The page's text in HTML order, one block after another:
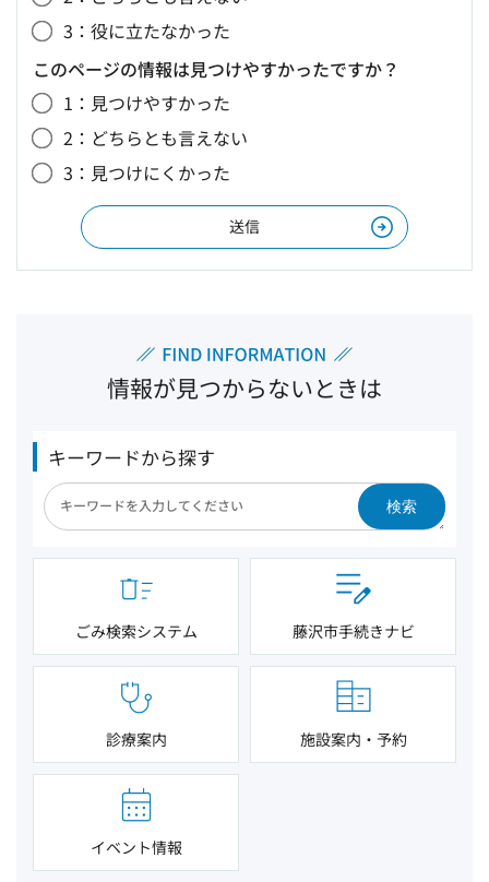
3：役に立たなかった
このページの情報は見つけやすかったですか？
1：見つけやすかった
2：どちらとも言えない
3：見つけにくかった
情報が見つからないときは
キーワードから探す
検索
ごみ検索システム 藤沢市手続きナビ
診療案内 施設案内・予約
イベント情報